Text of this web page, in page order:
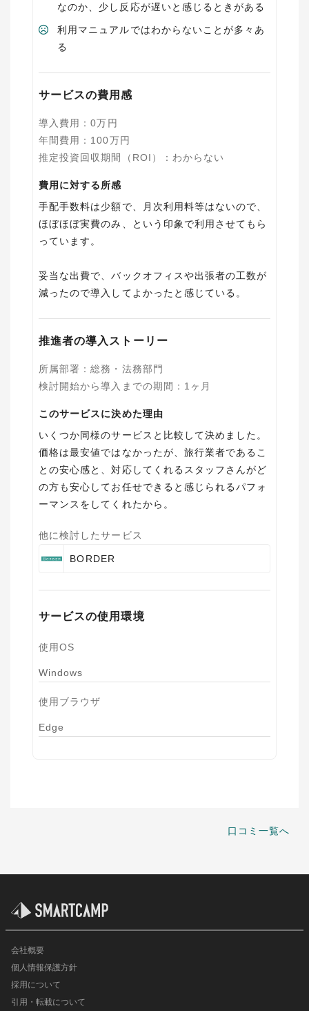
なのか、少し反応が遅いと感じるときがある
利用マニュアルではわからないことが多々あ
る
サービスの費用感
導入費用 ：0万円
年間費用 ： 100万円
推定投資回収期間（ROI）
： わからない
費用に対する所感
手配手数料は少額で、月次利用料等はないので、
ほぼほぼ実費のみ、という印象で利用させてもら
っています。
妥当な出費で、バックオフィスや出張者の工数が
減ったので導入してよかったと感じている。
推進者の導入ストーリー
所属部署 ：総務・法務部門
検討開始から導入までの期間 ： 1ヶ月
このサービスに決めた理由
いくつか同様のサービスと比較して決めました。
価格は最安値ではなかったが、旅行業者であるこ
との安心感と、対応してくれるスタッフさんがど
の方も安心してお任せできると感じられるパフォ
ーマンスをしてくれたから。
他に検討したサービス
BORDER
サービスの使用環境
使用OS
Windows
使用ブラウザ
Edge
口コミ一覧へ
会社概要
個人情報保護方針
採用について
引用・転載について